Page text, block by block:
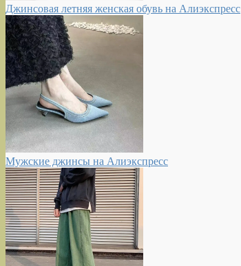
Джинсовая летняя женская обувь на Алиэкспресс
Мужские джинсы на Алиэкспресс